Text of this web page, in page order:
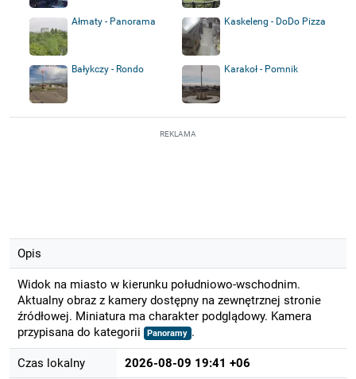
Ałmaty - Panorama Kaskeleng - DoDo Pizza
Bałykczy - Rondo Karakoł - Pomnik
REKLAMA
Opis
Widok na miasto w kierunku południowo-wschodnim.
Aktualny obraz z kamery dostępny na zewnętrznej stronie
źródłowej. Miniatura ma charakter podglądowy. Kamera
przypisana do kategorii
Panoramy .
Czas lokalny 2026-08-09 19:41 +06